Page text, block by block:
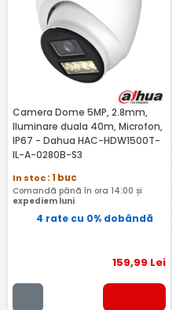
Camera Dome 5MP, 2.8mm,
Iluminare duala 40m, Microfon,
IP67 - Dahua HAC-HDW1500T-
IL-A-0280B-S3
In stoc: 1 buc
Comandă până în ora 14:00 și
expediem luni
4 rate cu 0% dobândă
159,99 Lei